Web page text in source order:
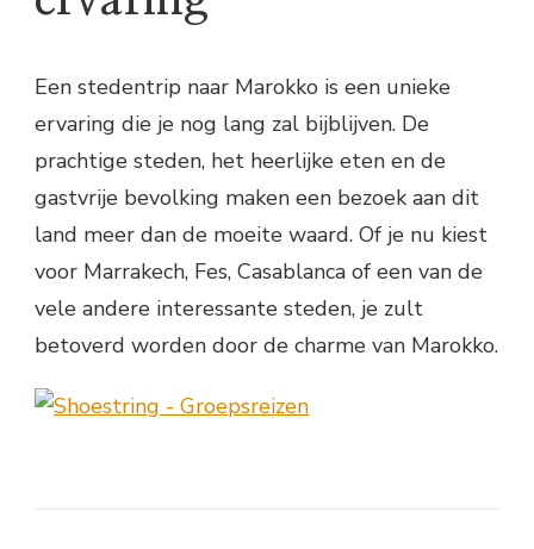
Een stedentrip naar Marokko is een unieke
ervaring die je nog lang zal bijblijven. De
prachtige steden, het heerlijke eten en de
gastvrije bevolking maken een bezoek aan dit
land meer dan de moeite waard. Of je nu kiest
voor Marrakech, Fes, Casablanca of een van de
vele andere interessante steden, je zult
betoverd worden door de charme van Marokko.